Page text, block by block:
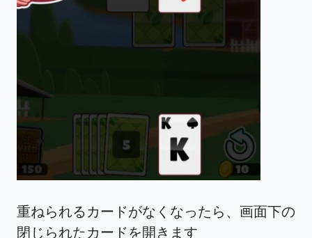
重ねられるカードがなくなったら、画面下の
閉じられたカードを開きます